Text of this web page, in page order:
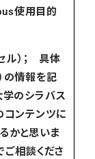
使用目的
ル）； 具体
の情報を記
学のシラバス
コンテンツに
かと思いま
相談くださ